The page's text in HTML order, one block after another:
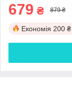
679 ₴ 879 ₴
Економія 200 ₴